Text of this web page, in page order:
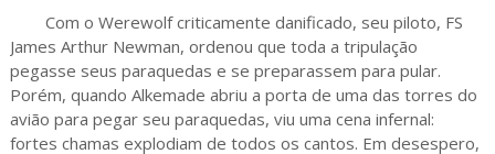
Com o Werewolf criticamente danificado, seu piloto, FS
James Arthur Newman, ordenou que toda a tripulação
pegasse seus paraquedas e se preparassem para pular.
Porém, quando Alkemade abriu a porta de uma das torres do
avião para pegar seu paraquedas, viu uma cena infernal:
fortes chamas explodiam de todos os cantos. Em desespero,